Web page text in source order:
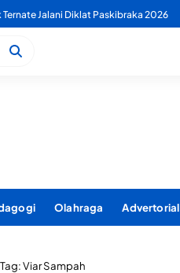
Jalani Diklat Paskibraka 2026
Olahraga Advertorial
Tag:Viar Sampah